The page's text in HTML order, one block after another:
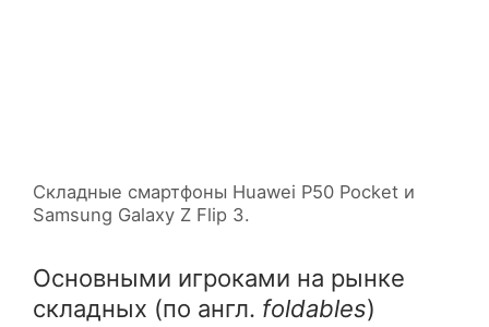
Cкладные смартфоны Huawei P50 Pocket и
Samsung Galaxy Z Flip 3.
Основными игроками на рынке
складных (по англ. foldables)